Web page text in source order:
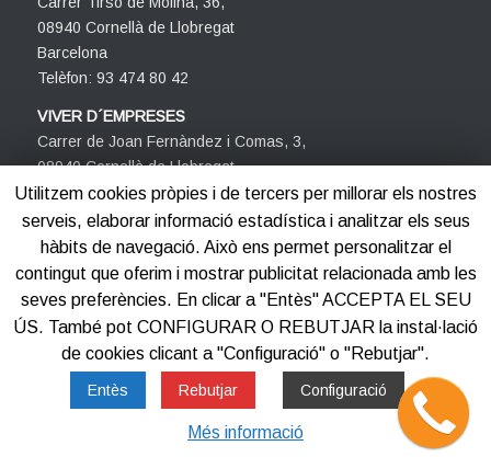
08940 Cornellà de Llobregat
Barcelona
Telèfon: 93 474 80 42
VIVER D´EMPRESES
Carrer de Joan Fernàndez i Comas, 3,
08940 Cornellà de Llobregat
Barcelona
Telèfon: 93 474 80 42
©2012-2025 Centre d'Empreses PROCORNELLÀ
Política de privacitat Política de cookies
Utilitzem cookies pròpies i de tercers per millorar els nostres
serveis, elaborar informació estadística i analitzar els seus
hàbits de navegació. Això ens permet personalitzar el
contingut que oferim i mostrar publicitat relacionada amb les
seves preferències. En clicar a "Entès" ACCEPTA EL SEU
ÚS. També pot CONFIGURAR O REBUTJAR la instal·lació
de cookies clicant a "Configuració" o "Rebutjar".
Entès Rebutjar Configuració
Més informació